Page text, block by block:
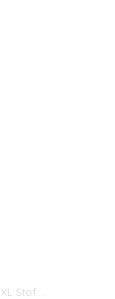
Stof:…